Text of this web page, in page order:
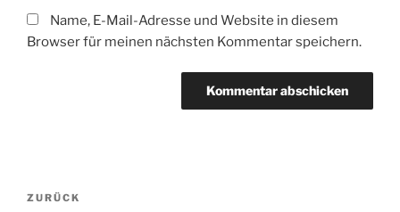
Name, E-Mail-Adresse und Website in diesem
Browser für meinen nächsten Kommentar speichern.
Beitragsnavigation
Vorheriger
ZURÜCK